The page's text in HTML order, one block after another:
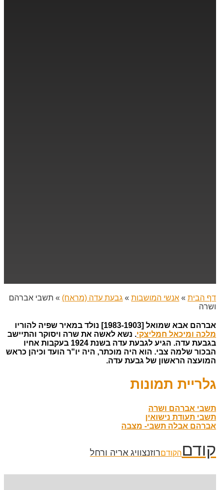
דף הבית » אנשי המושבות » גבעת עדה (מראח) » תשבי אברהם
ושרה
אברהם אבא שמואל [1983-1903] נולד במאיר שפיה להוריו
מלכה ומיכאל חמליצקי. נשא לאשה את שרה ויסוקר והתיישב
בגבעת עדה. הגיע לגבעת עדה בשנת 1924 בעקבות אחיו
הבכור שלמה צבי. הוא היה מוכתר, היה יו"ר הועד וכיהן כראש
המועצה הראשון של גבעת עדה.
גלריית תמונות
תשבי אברהם ושרה
תשבי תעודת נישואין
אברהם אבלה תשבי- מצבה
קודם הקודםרוזנצוויג אריה ורחל